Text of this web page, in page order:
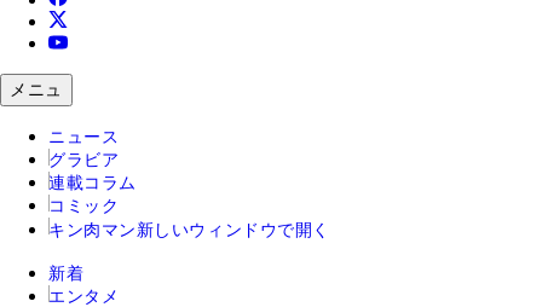
メニュ
ニュース
グラビア
連載コラム
コミック
キン肉マン 新しいウィンドウで開く
新着
エンタメ